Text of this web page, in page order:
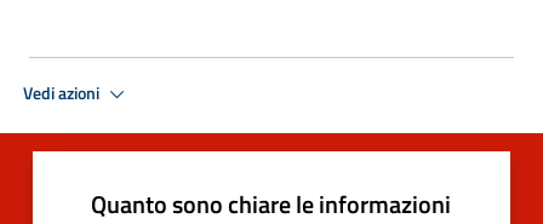
Vedi azioni
Quanto sono chiare le informazioni